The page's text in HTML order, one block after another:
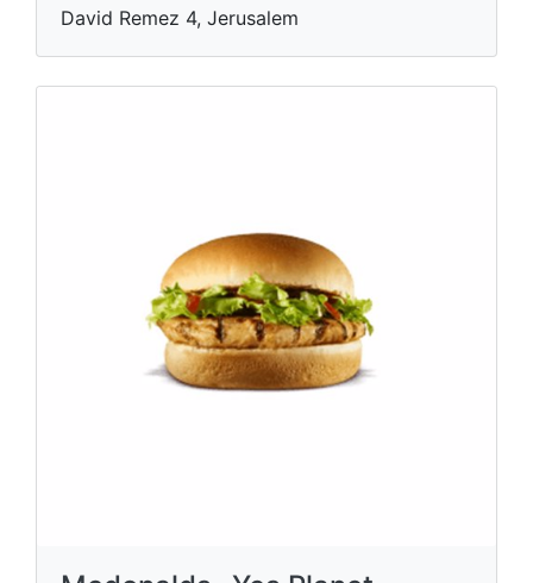
David Remez 4, Jerusalem